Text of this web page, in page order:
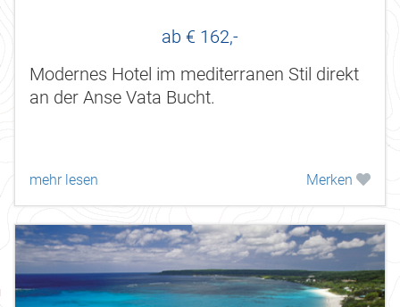
ab € 162,-
Modernes Hotel im mediterranen Stil direkt
an der Anse Vata Bucht.
mehr lesen Merken